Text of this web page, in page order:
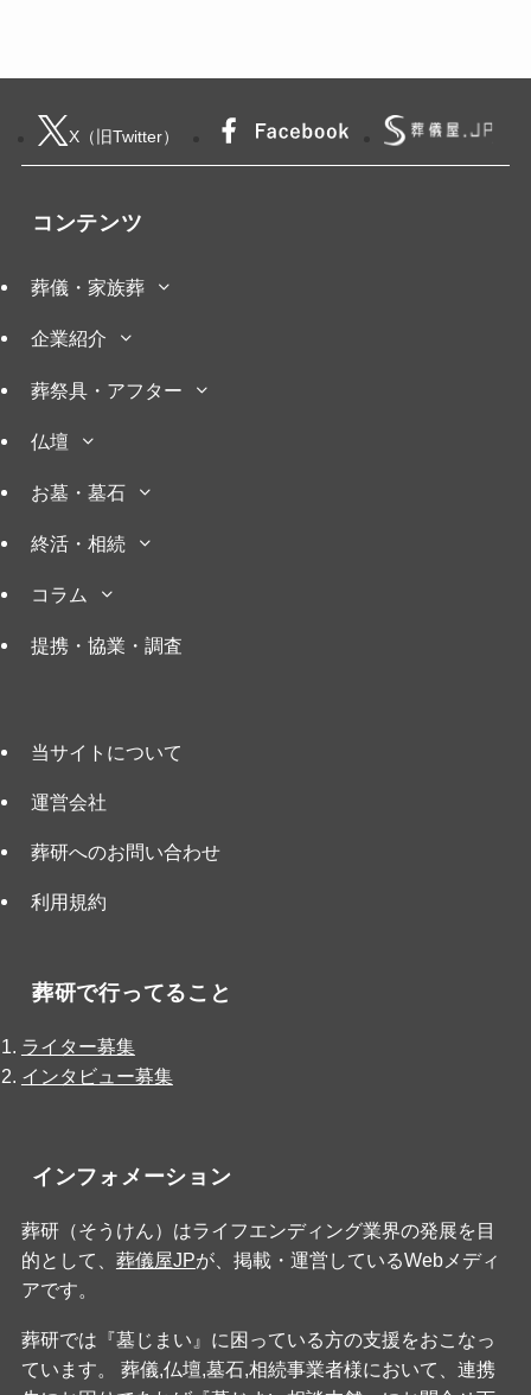
X（旧Twitter）
コンテンツ
葬儀・家族葬
企業紹介
葬祭具・アフター
仏壇
お墓・墓石
終活・相続
コラム
提携・協業・調査
当サイトについて
運営会社
葬研へのお問い合わせ
利用規約
葬研で行ってること
ライター募集
インタビュー募集
インフォメーション
葬研（そうけん）はライフエンディング業界の発展を目
的として、 葬儀屋JPが、掲載・運営しているWebメディ
アです。
葬研では『墓じまい』に困っている方の支援をおこなっ
ています。 葬儀,仏壇,墓石,相続事業者様において、連携